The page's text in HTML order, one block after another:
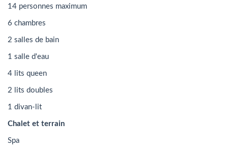
14 personnes maximum
6 chambres
2 salles de bain
1 salle d'eau
4 lits queen
2 lits doubles
1 divan-lit
Chalet et terrain
Spa